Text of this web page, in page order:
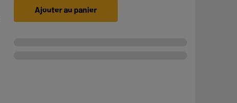
Ajouter au panier